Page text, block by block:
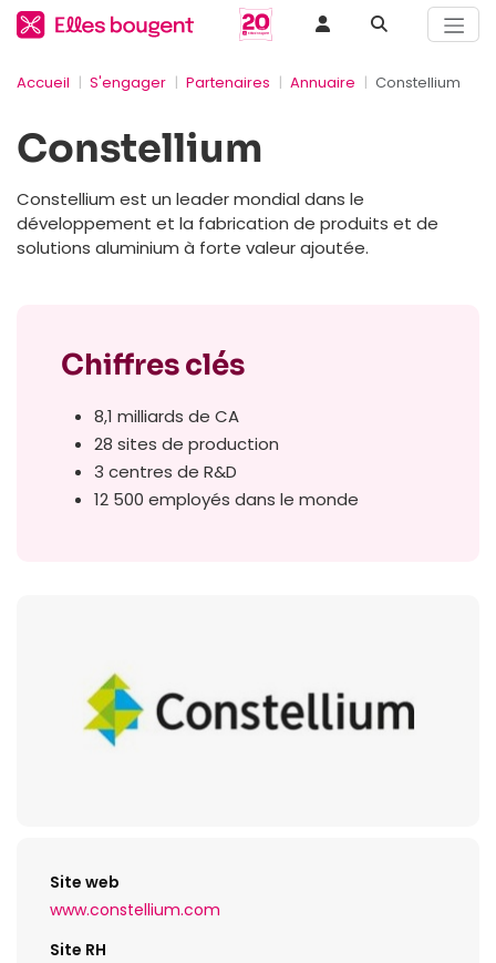
Accueil S'engager Partenaires Annuaire Constellium
Constellium
Constellium est un leader mondial dans le
développement et la fabrication de produits et de
solutions aluminium à forte valeur ajoutée.
Chiffres clés
8,1 milliards de CA
28 sites de production
3 centres de R&D
12 500 employés dans le monde
Site web
www.constellium.com
Site RH